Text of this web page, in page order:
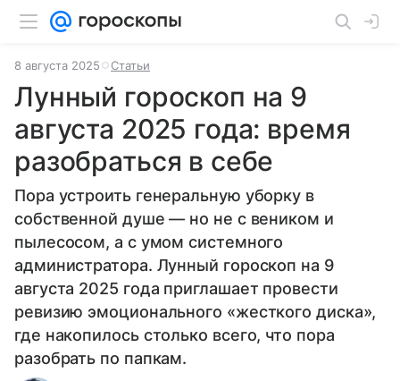
8 августа 2025 Статьи
Лунный гороскоп на 9
августа 2025 года: время
разобраться в себе
Пора устроить генеральную уборку в
собственной душе — но не с веником и
пылесосом, а с умом системного
администратора. Лунный гороскоп на 9
августа 2025 года приглашает провести
ревизию эмоционального «жесткого диска»,
где накопилось столько всего, что пора
разобрать по папкам.